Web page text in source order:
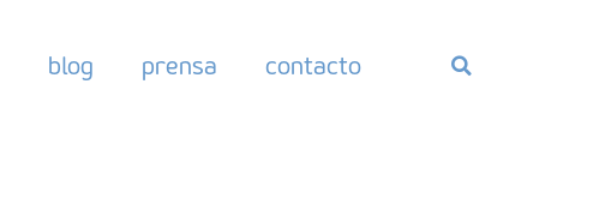
blog prensa contacto